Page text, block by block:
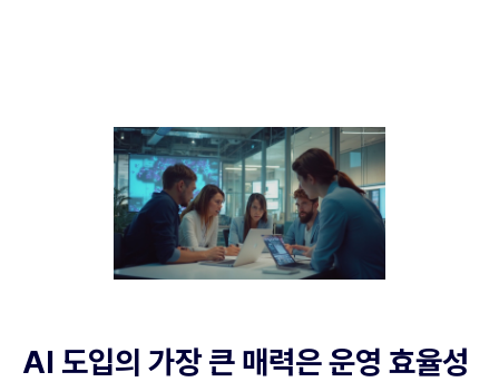
AI 도입의 가장 큰 매력은 운영 효율성